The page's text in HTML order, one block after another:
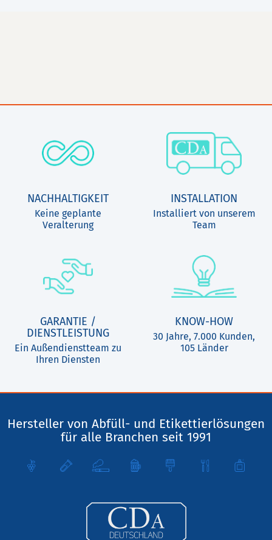
NACHHALTIGKEIT
Keine geplante
Veralterung
INSTALLATION
Installiert von unserem
Team
GARANTIE /
DIENSTLEISTUNG
Ein Außendienstteam zu
Ihren Diensten
KNOW-HOW
30 Jahre, 7.000 Kunden,
105 Länder
Hersteller von Abfüll- und Etikettierlösungen
für alle Branchen seit 1991